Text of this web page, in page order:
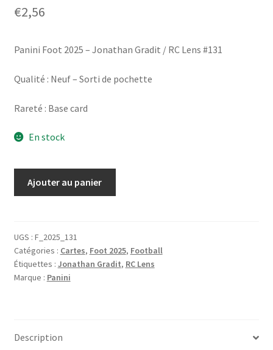
€2,56
Panini Foot 2025 – Jonathan Gradit / RC Lens #131
Qualité : Neuf – Sorti de pochette
Rareté : Base card
En stock
2025
-
Jonathan
Gradit
#131
Ajouter au panier
UGS : F_2025_131
Catégories : Cartes, Foot 2025, Football
Étiquettes : Jonathan Gradit, RC Lens
Marque : Panini
Description